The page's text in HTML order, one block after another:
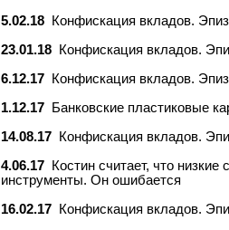
5.02.18
Конфискация вкладов.
23.01.18
Конфискация вкладов.
6.12.17
Конфискация вкладов.
1.12.17
Банковские пластиковые
14.08.17
Конфискация вкладов.
4.06.17
Костин считает, что
инструменты. Он ошибается
16.02.17
Конфискация вкладов.